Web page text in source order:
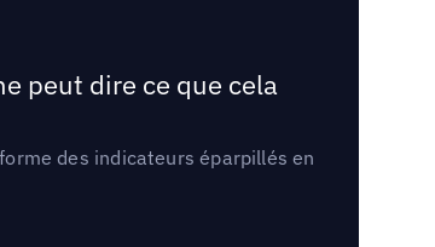
peut dire ce que cela
des indicateurs éparpillés en